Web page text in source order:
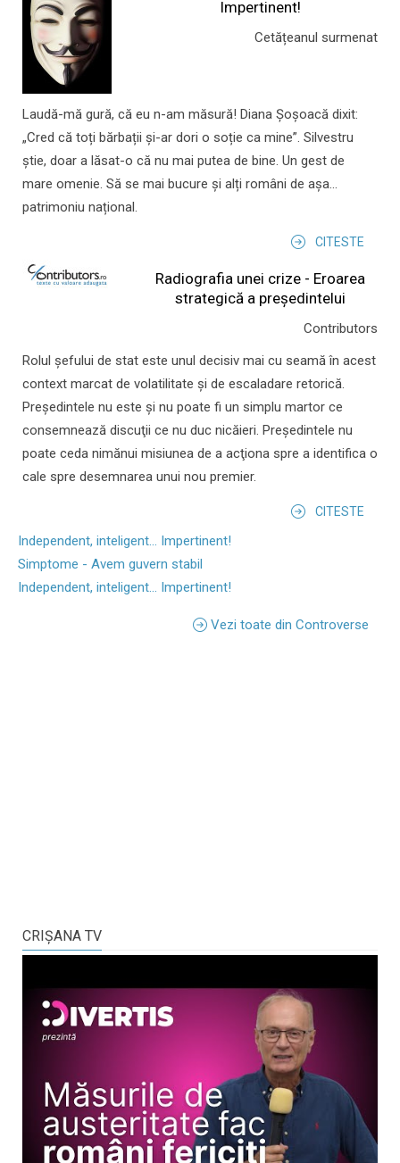
Impertinent!
Cetățeanul surmenat
Laudă-mă gură, că eu n-am măsură! Diana Șoșoacă dixit:
„Cred că toți bărbații și-ar dori o soție ca mine”. Silvestru
știe, doar a lăsat-o că nu mai putea de bine. Un gest de
mare omenie. Să se mai bucure și alți români de așa...
patrimoniu național.
CITESTE
Radiografia unei crize - Eroarea
strategică a președintelui
Contributors
Rolul şefului de stat este unul decisiv mai cu seamă în acest
context marcat de volatilitate şi de escaladare retorică.
Preşedintele nu este şi nu poate fi un simplu martor ce
consemnează discuţii ce nu duc nicăieri. Preşedintele nu
poate ceda nimănui misiunea de a acţiona spre a identifica o
cale spre desemnarea unui nou premier.
CITESTE
Independent, inteligent... Impertinent!
Simptome - Avem guvern stabil
Independent, inteligent... Impertinent!
Vezi toate din Controverse
CRIŞANA TV